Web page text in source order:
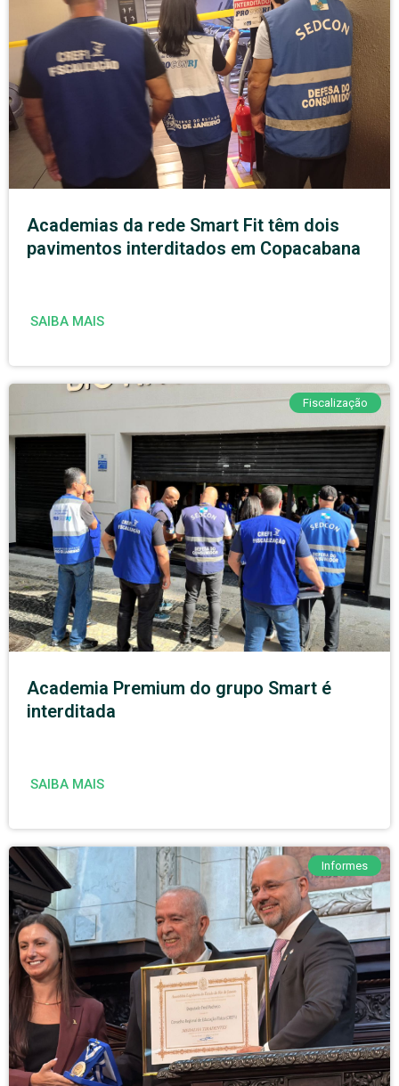
Academias da rede Smart Fit têm dois
pavimentos interditados em Copacabana
SAIBA MAIS
Fiscalização
Academia Premium do grupo Smart é
interditada
SAIBA MAIS
Informes